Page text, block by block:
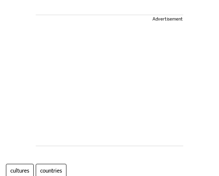
Advertisement
cultures countries